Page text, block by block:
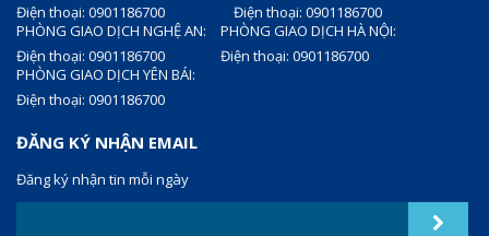
Điện thoại: 0901186700
Điện thoại: 0901186700
PHÒNG GIAO DỊCH NGHỆ AN:
Điện thoại: 0901186700
PHÒNG GIAO DỊCH HÀ NỘI:
Điện thoại: 0901186700
PHÒNG GIAO DỊCH YÊN BÁI:
Điện thoại: 0901186700
ĐĂNG KÝ NHẬN EMAIL
Đăng ký nhận tin mỗi ngày